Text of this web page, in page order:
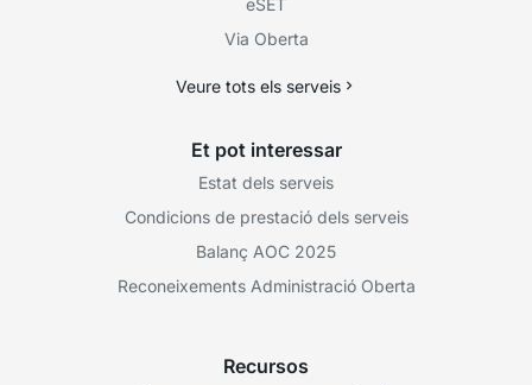
eSET
Via Oberta
Veure tots els serveis
Et pot interessar
Estat dels serveis
Condicions de prestació dels serveis
Balanç AOC 2025
Reconeixements Administració Oberta
Recursos